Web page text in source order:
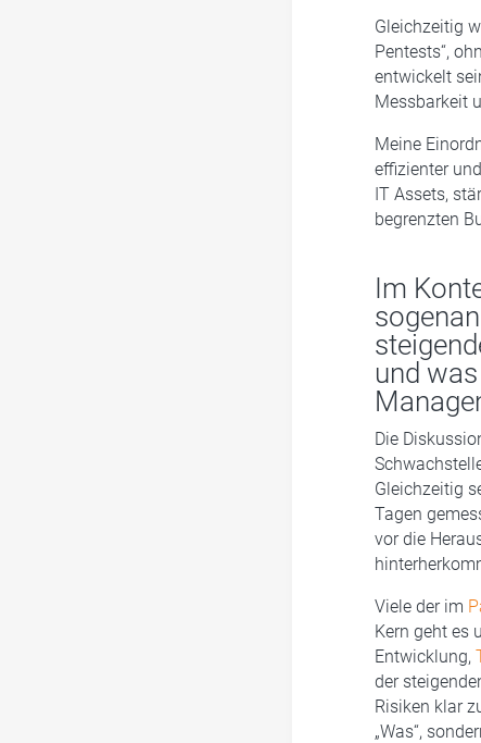
Gleichzeitig
Pentests“,
entwickelt
Messbarkeit
Meine
effizienter
IT Assets,
begrenzten
Im
und
Die
Gleichzeitig
Tagen
vor die
Viele der im
Kern geht es
Entwicklung,
der
Risiken klar
„Was“,